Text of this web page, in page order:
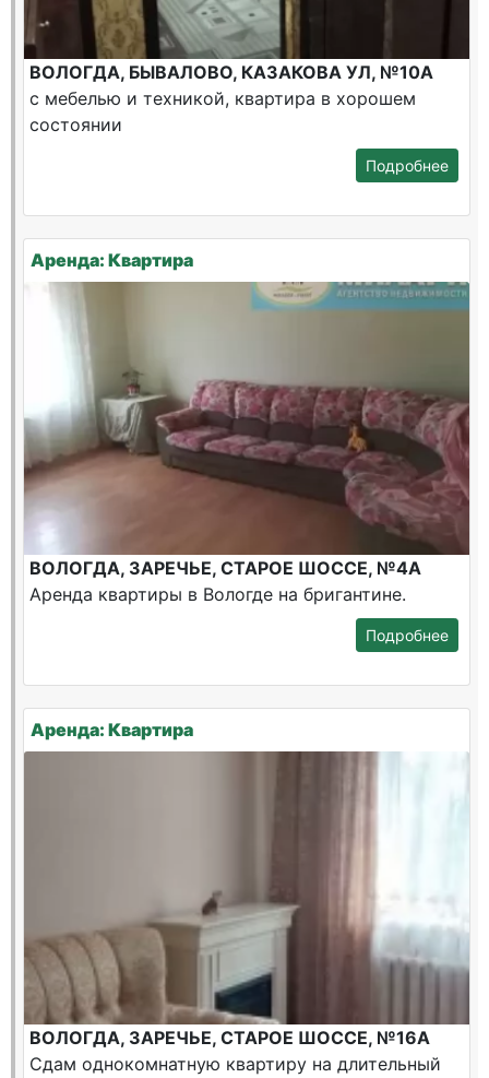
ВОЛОГДА, БЫВАЛОВО, КАЗАКОВА УЛ, №10А
с мебелью и техникой, квартира в хорошем
состоянии
Подробнее
Аренда: Квартира
ВОЛОГДА, ЗАРЕЧЬЕ, СТАРОЕ ШОССЕ, №4А
Аренда квартиры в Вологде на бригантине.
Подробнее
Аренда: Квартира
ВОЛОГДА, ЗАРЕЧЬЕ, СТАРОЕ ШОССЕ, №16А
Сдам однокомнатную квартиру на длительный